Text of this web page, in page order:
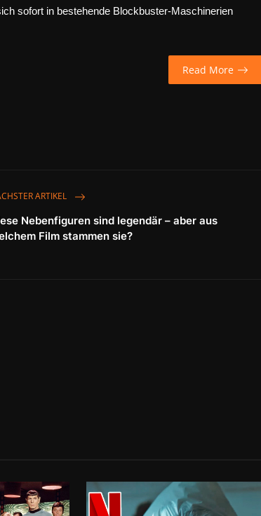
sofort in bestehende Blockbuster-Maschinerien
Read More
ARTIKEL
Nebenfiguren sind legendär – aber aus
Film stammen sie?